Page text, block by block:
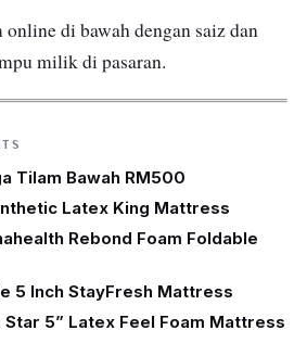
di bawah dengan saiz dan
milik di pasaran.
Tilam Bawah RM500
Latex King Mattress
Rebond Foam Foldable
5 Inch StayFresh Mattress
Star 5” Latex Feel Foam Mattress